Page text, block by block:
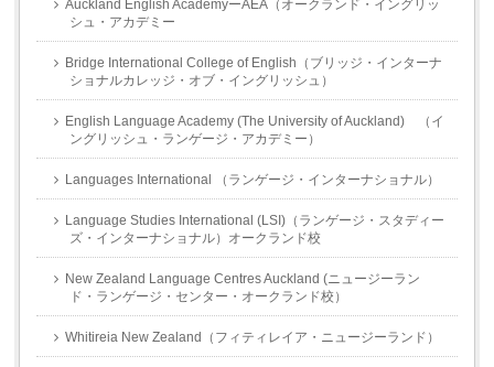
Auckland English AcademyーAEA（オークランド・イングリッ
シュ・アカデミー
Bridge International College of English（ブリッジ・インターナ
ショナルカレッジ・オブ・イングリッシュ）
English Language Academy (The University of Auckland) （イ
ングリッシュ・ランゲージ・アカデミー）
Languages International （ランゲージ・インターナショナル）
Language Studies International (LSI)（ランゲージ・スタディー
ズ・インターナショナル）オークランド校
New Zealand Language Centres Auckland (ニュージーラン
ド・ランゲージ・センター・オークランド校）
Whitireia New Zealand（フィティレイア・ニュージーランド）